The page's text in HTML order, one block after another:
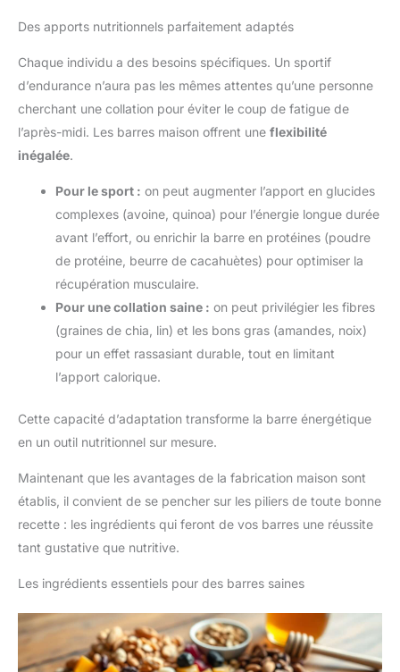
Des apports nutritionnels parfaitement adaptés
Chaque individu a des besoins spécifiques. Un sportif
d’endurance n’aura pas les mêmes attentes qu’une personne
cherchant une collation pour éviter le coup de fatigue de
l’après-midi. Les barres maison offrent une flexibilité
inégalée.
Pour le sport : on peut augmenter l’apport en glucides
complexes (avoine, quinoa) pour l’énergie longue durée
avant l’effort, ou enrichir la barre en protéines (poudre
de protéine, beurre de cacahuètes) pour optimiser la
récupération musculaire.
Pour une collation saine : on peut privilégier les fibres
(graines de chia, lin) et les bons gras (amandes, noix)
pour un effet rassasiant durable, tout en limitant
l’apport calorique.
Cette capacité d’adaptation transforme la barre énergétique
en un outil nutritionnel sur mesure.
Maintenant que les avantages de la fabrication maison sont
établis, il convient de se pencher sur les piliers de toute bonne
recette : les ingrédients qui feront de vos barres une réussite
tant gustative que nutritive.
Les ingrédients essentiels pour des barres saines